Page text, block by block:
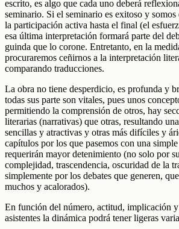
escrito, es algo que cada uno deberá
seminario. Si el seminario es exitoso y somos
la participación activa hasta el final (el
esa última interpretación formará parte del
guinda que lo corone. Entretanto, en la
procuraremos ceñirnos a la interpretación
comparando traducciones.
La obra no tiene desperdicio, es profunda y
todas sus parte son vitales, pues unos
permitiendo la comprensión de otros, hay
literarias (narrativas) que otras, resultando
sencillas y atractivas y otras más difíciles y
capítulos por los que pasemos con una
requerirán mayor detenimiento (no solo por
complejidad, trascendencia, oscuridad de la
simplemente por los debates que generen,
muchos y acalorados).
En función del número, actitud, implicación
asistentes la dinámica podrá tener ligeras